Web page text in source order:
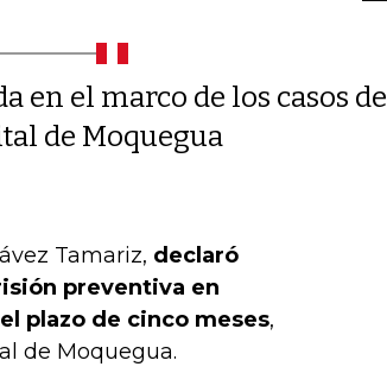
en el marco de los casos de
de Moquegua
Tamariz, declaró
preventiva en
plazo de cinco meses,
de Moquegua.